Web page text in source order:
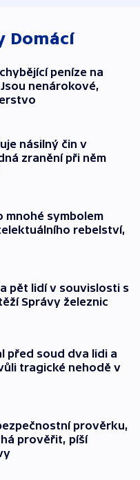
Domácí
peníze na
nenárokové,
násilný čin v
zranění při něm
mnohé symbolem
rebelství,
pět lidí v souvislosti s
Správy železnic
před soud dva lidi a
tragické nehodě v
prověrku,
prověřit, píší